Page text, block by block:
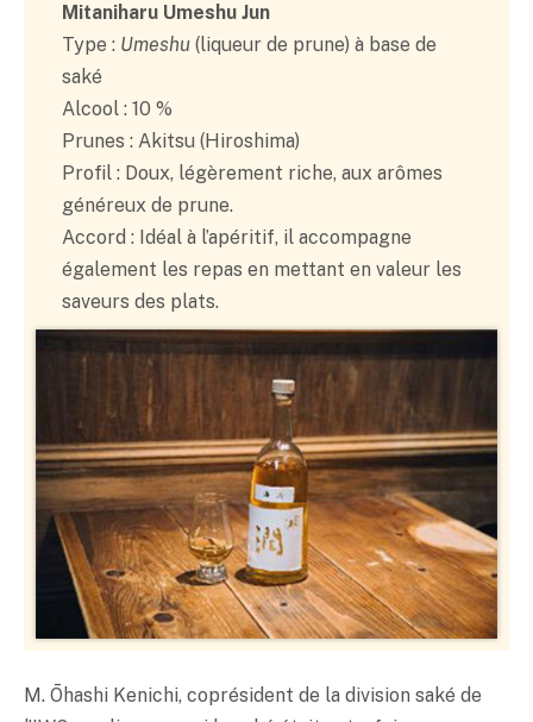
Mitaniharu Umeshu Jun
Type : Umeshu(liqueur de prune) à base de
saké
Alcool : 10 %
Prunes : Akitsu (Hiroshima)
Profil : Doux, légèrement riche, aux arômes
généreux de prune.
Accord : Idéal à l’apéritif, il accompagne
également les repas en mettant en valeur les
saveurs des plats.
M. Ōhashi Kenichi, coprésident de la division saké de